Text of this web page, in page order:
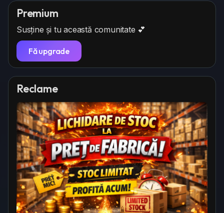
Premium
Susține și tu această comunitate 💕
Fă upgrade
Reclame